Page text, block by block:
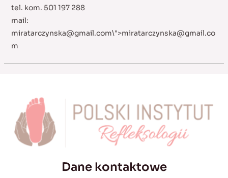
tel. kom. 501 197 288
mail:
miratarczynska@gmail.com\">miratarczynska@gmail.co
m
Dane kontaktowe